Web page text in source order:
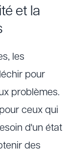
et la
les
pour
problèmes.
ceux qui
d'un état
des